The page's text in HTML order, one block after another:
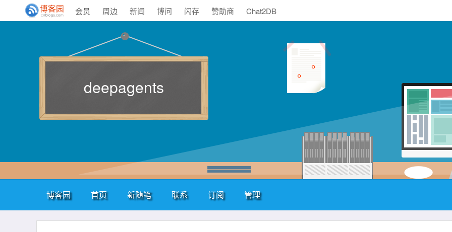
会员 周边 新闻 博问 闪存 赞助商 Chat2DB
deepagents
博客园 首页 新随笔 联系 订阅 管理